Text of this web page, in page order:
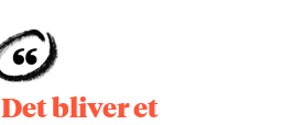
Det bliver et